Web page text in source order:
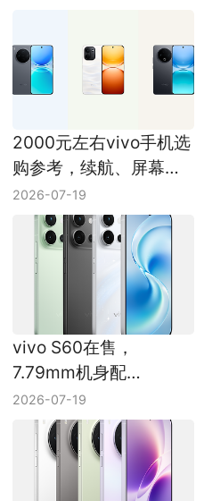
2000元左右vivo手机选
购参考，续航、屏幕和
性能怎么分配
2026-07-19
vivo S60在售，
7.79mm机身配
7200mAh电池，轻薄续
航如何兼顾
2026-07-19